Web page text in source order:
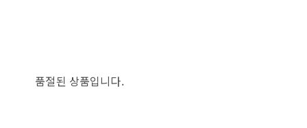
품절된 상품입니다.